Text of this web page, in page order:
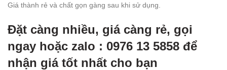
Giá thành rẻ và chất gọn gàng sau khi sử dụng.
Đặt càng nhiều, giá càng rẻ, gọi
ngay hoặc zalo : 0976 13 5858 để
nhận giá tốt nhất cho bạn